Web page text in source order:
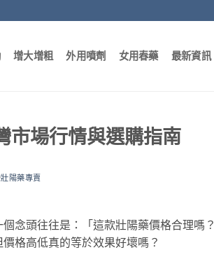
增大增粗 外用噴劑 女用春藥 最新資訊
市場行情與選購指南
陽藥專賣
念頭往往是：「這款壯陽藥價格合理嗎？
格高低真的等於效果好壞嗎？